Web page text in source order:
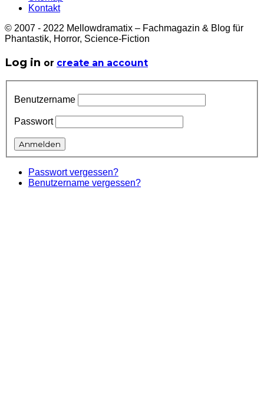
Kontakt
© 2007 - 2022 Mellowdramatix – Fachmagazin & Blog für
Phantastik, Horror, Science-Fiction
Log in or create an account
Benutzername
Passwort
Passwort vergessen?
Benutzername vergessen?